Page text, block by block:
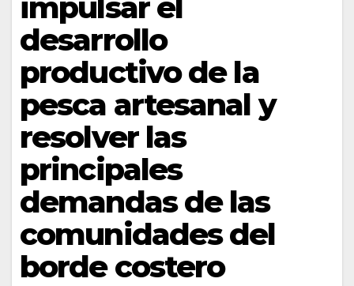
impulsar el
desarrollo
productivo de la
pesca artesanal y
resolver las
principales
demandas de las
comunidades del
borde costero